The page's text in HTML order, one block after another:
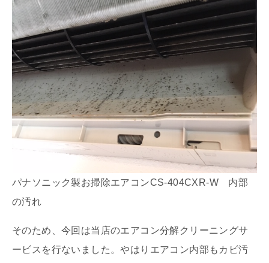
パナソニック製お掃除エアコンCS-404CXR-W 内部
の汚れ
そのため、今回は当店のエアコン分解クリーニングサ
ービスを行ないました。やはりエアコン内部もカビ汚